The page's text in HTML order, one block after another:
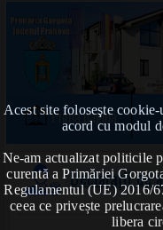
Acest site foloseşte
acord cu modul
Ne-am actualizat politicile
curentă a Primăriei
Regulamentul (UE) 2016/
ceea ce privește
libera
Prima pagină
Declarații de